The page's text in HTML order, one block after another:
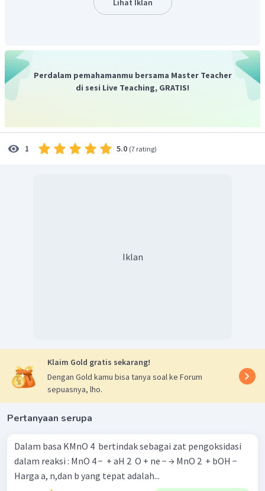
jumlah ion
terdapat sebanyak 2.
Jadi, jawaban benar adalah C.
Lihat Iklan
Perdalam pemahamanmu bersama Master Teacher
di sesi Live Teaching, GRATIS!
1 5.0 (7 rating)
Iklan
Klaim Gold gratis sekarang!
Dengan Gold kamu bisa tanya soal ke Forum
sepuasnya, lho.
Pertanyaan serupa
Dalam basa KMnO 4 ​ bertindak sebagai zat pengoksidasi
dalam reaksi : MnO 4 − ​ + aH 2 ​ O + ne − → MnO 2 ​ + bOH −
Harga a, n,dan b yang tepat adalah...